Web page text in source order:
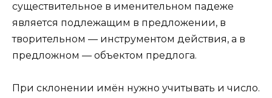
существительное в именительном падеже
является подлежащим в предложении, в
творительном — инструментом действия, а в
предложном — объектом предлога.
При склонении имён нужно учитывать и число.